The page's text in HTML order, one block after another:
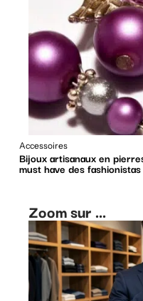
Accessoires
Bijoux artisanaux en
must have des fashionistas
Zoom sur ...